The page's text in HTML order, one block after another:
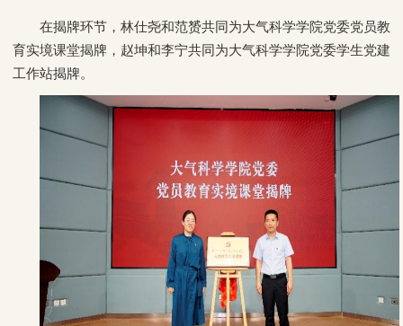
在揭牌环节，林仕尧和范赟共同为大气科学学院党委党员教
育实境课堂揭牌，赵坤和李宁共同为大气科学学院党委学生党建
工作站揭牌。